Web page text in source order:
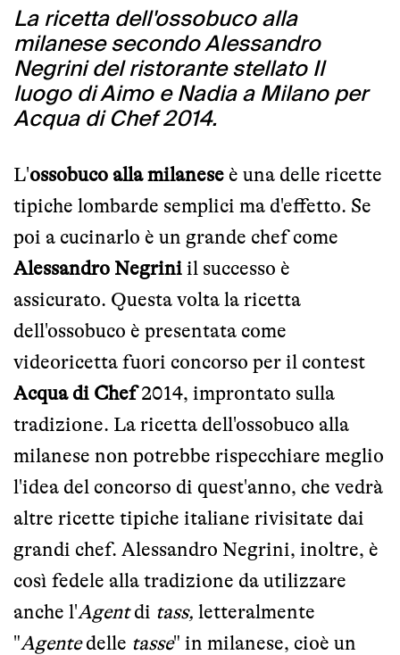
La ricetta dell'ossobuco alla
milanese secondo Alessandro
Negrini del ristorante stellato Il
luogo di Aimo e Nadia a Milano per
Acqua di Chef 2014.
L'ossobuco alla milanese è una delle ricette
tipiche lombarde semplici ma d'effetto. Se
poi a cucinarlo è un grande chef come
Alessandro Negrini il successo è
assicurato. Questa volta la ricetta
dell'ossobuco è presentata come
videoricetta fuori concorso per il contest
Acqua di Chef2014, improntato sulla
tradizione. La ricetta dell'ossobuco alla
milanese non potrebbe rispecchiare meglio
l'idea del concorso di quest'anno, che vedrà
altre ricette tipiche italiane rivisitate dai
grandi chef. Alessandro Negrini, inoltre, è
così fedele alla tradizione da utilizzare
anche l'Agentdi tass, letteralmente
"Agentedelle tasse" in milanese, cioè un